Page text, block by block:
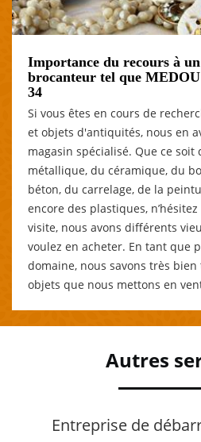
Importance du recours à
brocanteur tel que
34
Si vous êtes en cours de
et objets d'antiquités, nous en
magasin spécialisé. Que ce soit
métallique, du céramique, du
béton, du carrelage, de la
encore des plastiques,
visite, nous avons différents
voulez en acheter. En tant que
domaine, nous savons très
objets que nous mettons en
Autres
Entreprise de